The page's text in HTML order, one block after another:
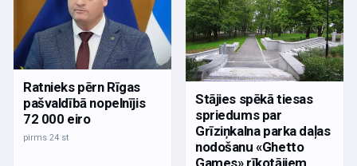
Ratnieks pērn Rīgas
pašvaldībā nopelnījis
72 000 eiro
pirms 24 st
Stājies spēkā tiesas
spriedums par
Grīziņkalna parka daļas
nodošanu «Ghetto
Games» rīkotājiem